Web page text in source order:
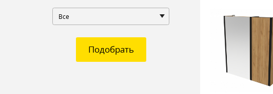
Все
Подобрать